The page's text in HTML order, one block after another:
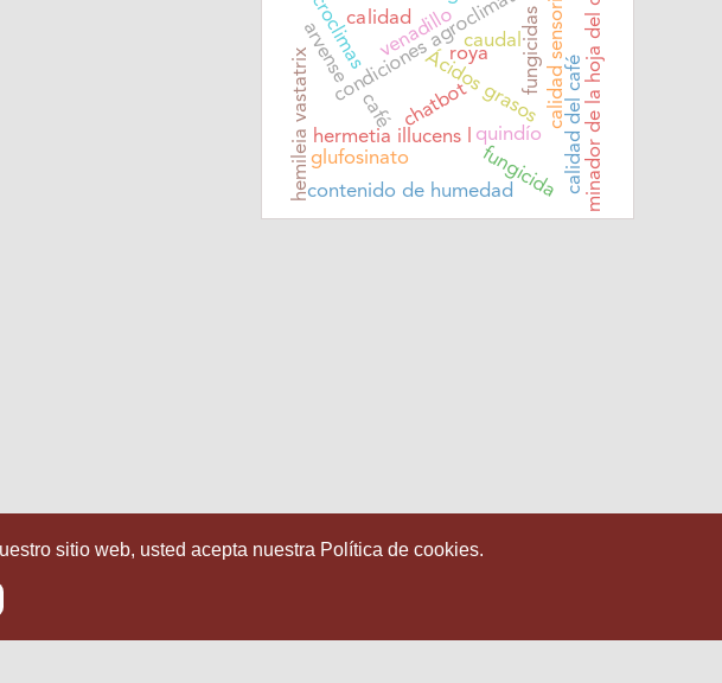
Ácidos grasos
condiciones agroclimáticascalidad sensorial
quindío
hermetia illucens l
roya
hemileia vastatrix fungicida
chatbot
microclimas
contenido de humedad
café
arvense venadillo
glufosinato minador de la hoja del café
calidad
caudal fungicidas
calidad del café
sitio web, usted acepta nuestra Política de cookies.